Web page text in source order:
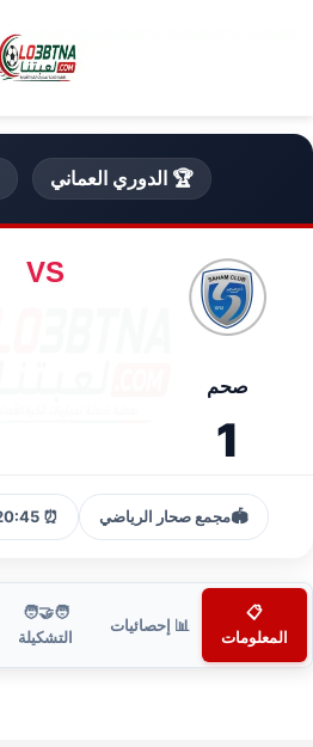
🏆 الدوري العماني
صحم
1
VS
🏟️مجمع صحار الرياضي ⏰ 20:45
📋
المعلومات
📊 إحصائيات
🧑‍🤝‍🧑
التشكيلة